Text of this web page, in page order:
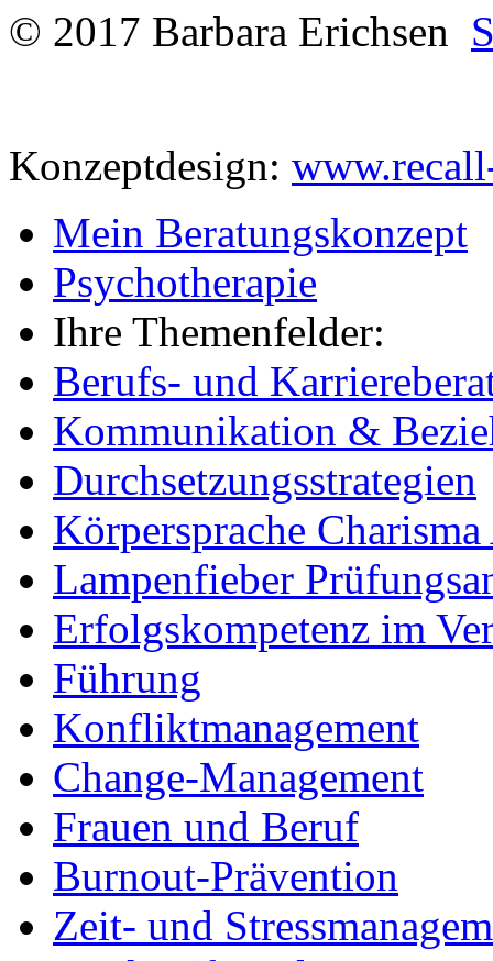
© 2017 Barbara Erichsen
Konzeptdesign:
Mein Beratungskonzept
Psychotherapie
Ihre Themenfelder:
Berufs- und
Kommunikation &
Durchsetzungsstrategien
Körpersprache
Lampenfieber
Erfolgskompetenz im
Führung
Konfliktmanagement
Change-Management
Frauen und Beruf
Burnout-Prävention
Zeit- und